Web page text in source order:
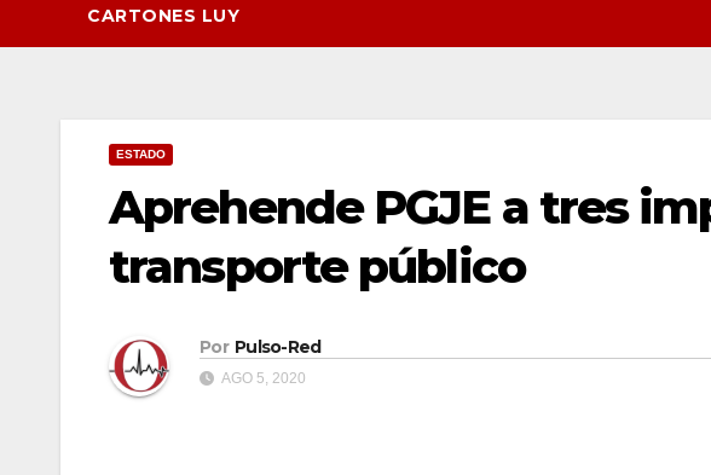
CARTONES LUY
ESTADO
Aprehende PGJE a tres
transporte público
Por Pulso-Red
AGO 5, 2020